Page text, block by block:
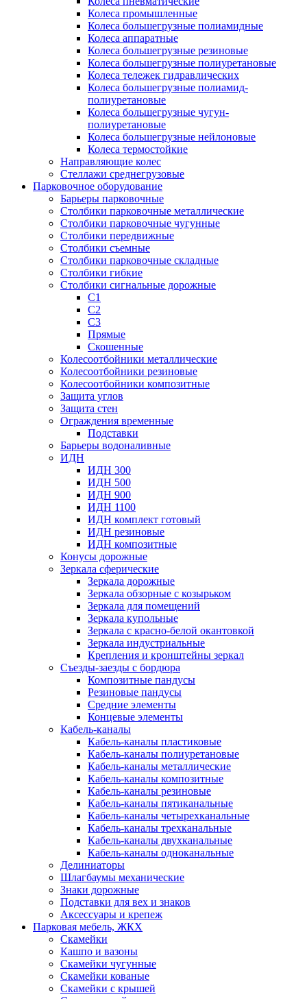
Колеса промышленные
Колеса большегрузные полиамидные
Колеса аппаратные
Колеса большегрузные резиновые
Колеса большегрузные полиуретановые
Колеса тележек гидравлических
Колеса большегрузные полиамид-
полиуретановые
Колеса большегрузные чугун-
полиуретановые
Колеса большегрузные нейлоновые
Колеса термостойкие
Направляющие колес
Стеллажи среднегрузовые
Парковочное оборудование
Барьеры парковочные
Столбики парковочные металлические
Столбики парковочные чугунные
Столбики передвижные
Столбики съемные
Столбики парковочные складные
Столбики гибкие
Столбики сигнальные дорожные
С1
С2
С3
Прямые
Скошенные
Колесоотбойники металлические
Колесоотбойники резиновые
Колесоотбойники композитные
Защита углов
Защита стен
Ограждения временные
Подставки
Барьеры водоналивные
ИДН
ИДН 300
ИДН 500
ИДН 900
ИДН 1100
ИДН комплект готовый
ИДН резиновые
ИДН композитные
Конусы дорожные
Зеркала сферические
Зеркала дорожные
Зеркала обзорные с козырьком
Зеркала для помещений
Зеркала купольные
Зеркала с красно-белой окантовкой
Зеркала индустриальные
Крепления и кронштейны зеркал
Съезды-заезды с бордюра
Композитные пандусы
Резиновые пандусы
Средние элементы
Концевые элементы
Кабель-каналы
Кабель-каналы пластиковые
Кабель-каналы полиуретановые
Кабель-каналы металлические
Кабель-каналы композитные
Кабель-каналы резиновые
Кабель-каналы пятиканальные
Кабель-каналы четырехканальные
Кабель-каналы трехканальные
Кабель-каналы двухканальные
Кабель-каналы одноканальные
Делиниаторы
Шлагбаумы механические
Знаки дорожные
Подставки для вех и знаков
Аксессуары и крепеж
Парковая мебель, ЖКХ
Скамейки
Кашпо и вазоны
Скамейки чугунные
Скамейки кованые
Скамейки с крышей